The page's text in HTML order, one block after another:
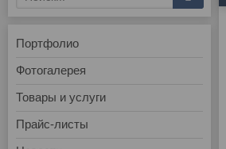
Портфолио
Фотогалерея
Товары и услуги
Прайс-листы